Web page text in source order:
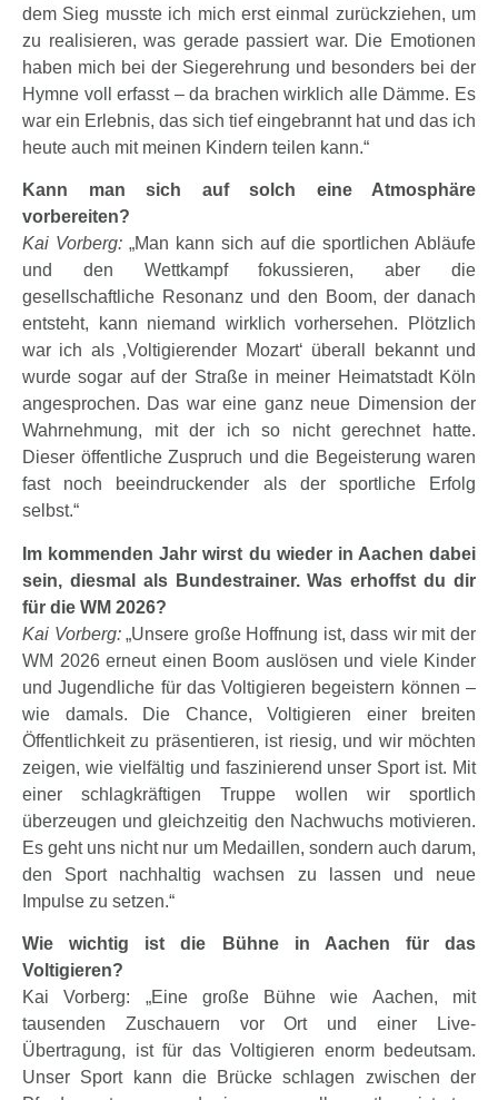
dem Sieg musste ich mich erst einmal zurückziehen, um
zu realisieren, was gerade passiert war. Die Emotionen
haben mich bei der Siegerehrung und besonders bei der
Hymne voll erfasst – da brachen wirklich alle Dämme. Es
war ein Erlebnis, das sich tief eingebrannt hat und das ich
heute auch mit meinen Kindern teilen kann.“
Kann man sich auf solch eine Atmosphäre
vorbereiten?
Kai Vorberg: „Man kann sich auf die sportlichen Abläufe
und den Wettkampf fokussieren, aber die
gesellschaftliche Resonanz und den Boom, der danach
entsteht, kann niemand wirklich vorhersehen. Plötzlich
war ich als ‚Voltigierender Mozart‘ überall bekannt und
wurde sogar auf der Straße in meiner Heimatstadt Köln
angesprochen. Das war eine ganz neue Dimension der
Wahrnehmung, mit der ich so nicht gerechnet hatte.
Dieser öffentliche Zuspruch und die Begeisterung waren
fast noch beeindruckender als der sportliche Erfolg
selbst.“
Im kommenden Jahr wirst du wieder in Aachen dabei
sein, diesmal als Bundestrainer. Was erhoffst du dir
für die WM 2026?
Kai Vorberg:„Unsere große Hoffnung ist, dass wir mit der
WM 2026 erneut einen Boom auslösen und viele Kinder
und Jugendliche für das Voltigieren begeistern können –
wie damals. Die Chance, Voltigieren einer breiten
Öffentlichkeit zu präsentieren, ist riesig, und wir möchten
zeigen, wie vielfältig und faszinierend unser Sport ist. Mit
einer schlagkräftigen Truppe wollen wir sportlich
überzeugen und gleichzeitig den Nachwuchs motivieren.
Es geht uns nicht nur um Medaillen, sondern auch darum,
den Sport nachhaltig wachsen zu lassen und neue
Impulse zu setzen.“
Wie wichtig ist die Bühne in Aachen für das
Voltigieren?
Kai Vorberg: „Eine große Bühne wie Aachen, mit
tausenden Zuschauern vor Ort und einer Live-
Übertragung, ist für das Voltigieren enorm bedeutsam.
Unser Sport kann die Brücke schlagen zwischen der